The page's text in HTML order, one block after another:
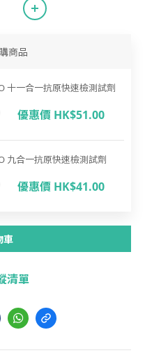
商品
十一合一抗原快速檢測試劑
優惠價 HK$51.00
九合一抗原快速檢測試劑
優惠價 HK$41.00
車
清單